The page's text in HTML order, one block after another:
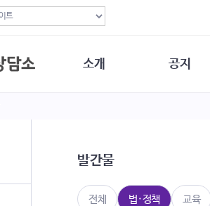
소개
오시는길
정관·규정·약속
공지
발간물
전체 법·정책 교육